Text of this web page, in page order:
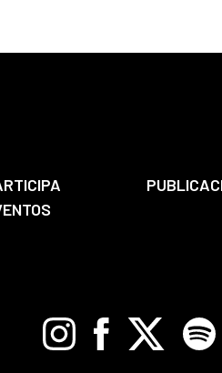
InstagramFacebook
X Spotify